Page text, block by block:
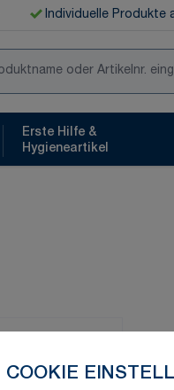
COOKIE
Individuelle Produkte
Erste Hilfe &
Hygieneartikel